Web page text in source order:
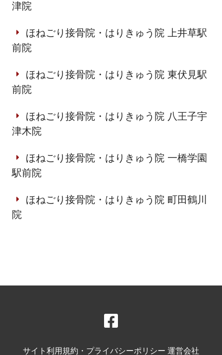
津院
ほねごり接骨院・はりきゅう院 上井草駅
前院
ほねごり接骨院・はりきゅう院 東伏見駅
前院
ほねごり接骨院・はりきゅう院 八王子宇
津木院
ほねごり接骨院・はりきゅう院 一橋学園
駅前院
ほねごり接骨院・はりきゅう院 町田鶴川
院
サイト利用規約・プライバシーポリシー 運営会社